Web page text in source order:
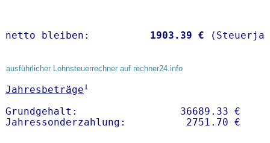
netto bleiben: 1903.39 €
ausführlicher Lohnsteuerrechner auf rechner24.info
Jahresbeträge1
Grundgehalt:                 36689.33 €